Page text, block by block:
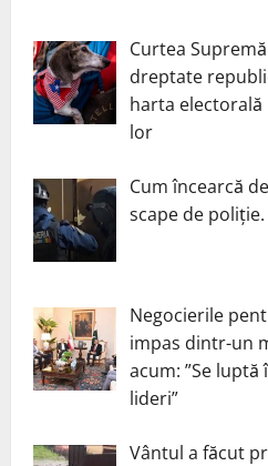
Curtea
dreptate
harta
lor
Cum încearcă
scape de
Negocierile
impas dintr-un
acum: ”Se
lideri”
Vântul a făcut